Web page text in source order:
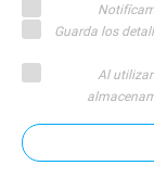
Guarda los
Al